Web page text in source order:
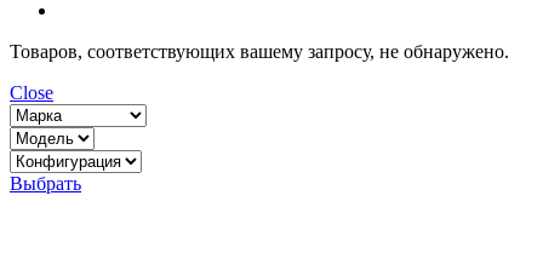
Товаров, соответствующих вашему запросу, не обнаружено.
Close
Выбрать